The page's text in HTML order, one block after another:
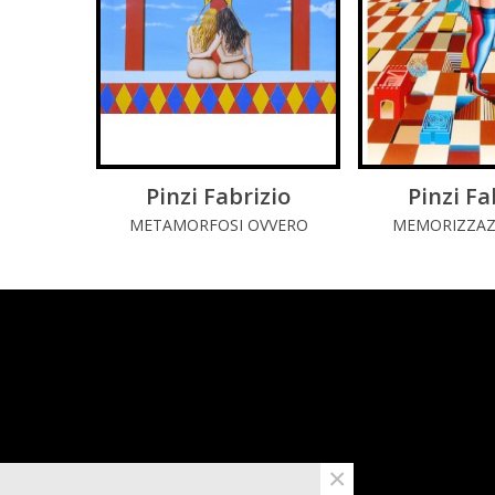
LEGGI DI PIÚ
Pinzi Fabrizio
METAMORFOSI OVVERO
LEGGI
Pinzi
×